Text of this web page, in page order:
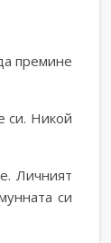
премине
си. Никой
Личният
си